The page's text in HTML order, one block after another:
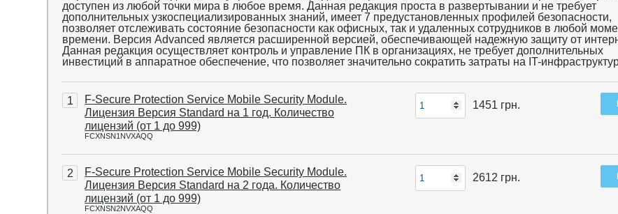
доступен из любой точки мира в любое время. Данная редакция проста в развертывании и не требует
дополнительных узкоспециализированных знаний, имеет 7 предустановленных профилей безопасности,
позволяет отслеживать состояние безопасности как офисных, так и удаленных сотрудников в любой
времени. Версия Advanced является расширенной версией, обеспечивающей надежную защиту от
Данная редакция осуществляет контроль и управление ПК в организациях, не требует дополнительных
инвестиций в аппаратное обеспечение, что позволяет значительно сократить затраты на IT-
1
F-Secure Protection Service Mobile Security Module.
Лицензия Версия Standard на 1 год. Количество
лицензий (от 1 до 999)
FCXNSN1NVXAQQ
1451грн.
2
F-Secure Protection Service Mobile Security Module.
Лицензия Версия Standard на 2 года. Количество
лицензий (от 1 до 999)
FCXNSN2NVXAQQ
2612 грн.